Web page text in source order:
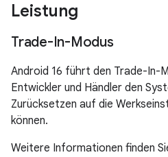
Leistung
Trade-In-Modus
Android 16 führt den Trade-In-
Entwickler und Händler den
Zurücksetzen auf die
können.
Weitere Informationen finden